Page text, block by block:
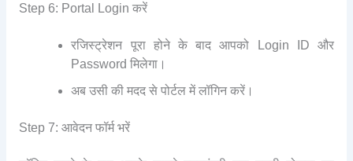
Step 6: Portal Login करें
रजिस्ट्रेशन पूरा होने के बाद आपको Login ID और
Password मिलेगा।
अब उसी की मदद से पोर्टल में लॉगिन करें।
Step 7: आवेदन फॉर्म भरें